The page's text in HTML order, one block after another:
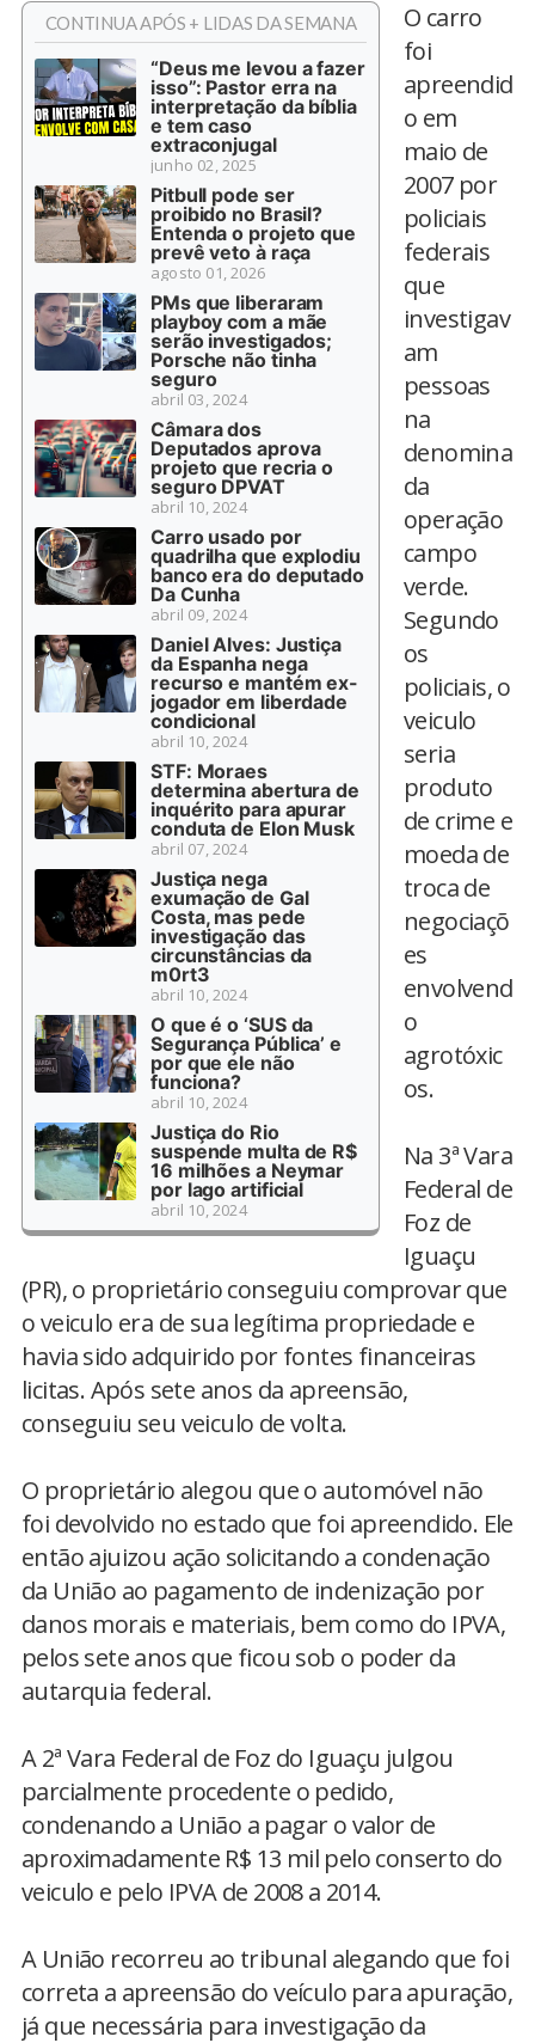
CONTINUA APÓS + LIDAS DA SEMANA
“Deus me levou a fazer
isso”: Pastor erra na
interpretação da bíblia
e tem caso
extraconjugal
junho 02, 2025
Pitbull pode ser
proibido no Brasil?
Entenda o projeto que
prevê veto à raça
agosto 01, 2026
PMs que liberaram
playboy com a mãe
serão investigados;
Porsche não tinha
seguro
abril 03, 2024
Câmara dos
Deputados aprova
projeto que recria o
seguro DPVAT
abril 10, 2024
Carro usado por
quadrilha que explodiu
banco era do deputado
Da Cunha
abril 09, 2024
Daniel Alves: Justiça
da Espanha nega
recurso e mantém ex-
jogador em liberdade
condicional
abril 10, 2024
STF: Moraes
determina abertura de
inquérito para apurar
conduta de Elon Musk
abril 07, 2024
Justiça nega
exumação de Gal
Costa, mas pede
investigação das
circunstâncias da
m0rt3
abril 10, 2024
O que é o ‘SUS da
Segurança Pública’ e
por que ele não
funciona?
abril 10, 2024
Justiça do Rio
suspende multa de R$
16 milhões a Neymar
por lago artificial
abril 10, 2024
O carro
foi
apreendid
o em
maio de
2007 por
policiais
federais
que
investigav
am
pessoas
na
denomina
da
operação
campo
verde.
Segundo
os
policiais, o
veiculo
seria
produto
de crime e
moeda de
troca de
negociaçõ
es
envolvend
o
agrotóxic
os.
Na 3ª Vara
Federal de
Foz de
Iguaçu
(PR), o proprietário conseguiu comprovar que
o veiculo era de sua legítima propriedade e
havia sido adquirido por fontes financeiras
licitas. Após sete anos da apreensão,
conseguiu seu veiculo de volta.
O proprietário alegou que o automóvel não
foi devolvido no estado que foi apreendido. Ele
então ajuizou ação solicitando a condenação
da União ao pagamento de indenização por
danos morais e materiais, bem como do IPVA,
pelos sete anos que ficou sob o poder da
autarquia federal.
A 2ª Vara Federal de Foz do Iguaçu julgou
parcialmente procedente o pedido,
condenando a União a pagar o valor de
aproximadamente R$ 13 mil pelo conserto do
veiculo e pelo IPVA de 2008 a 2014.
A União recorreu ao tribunal alegando que foi
correta a apreensão do veículo para apuração,
já que necessária para investigação da